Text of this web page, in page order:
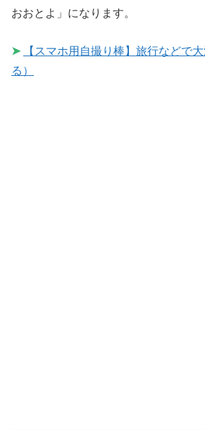
おおとよ」になります。
➤
【スマホ用自撮り棒】旅行などで
る）